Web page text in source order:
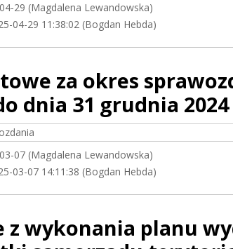
29 (Magdalena Lewandowska)
04-29 11:38:02 (Bogdan Hebda)
za okres
dnia 31 grudnia 2024
07 (Magdalena Lewandowska)
03-07 14:11:38 (Bogdan Hebda)
z wykonania planu